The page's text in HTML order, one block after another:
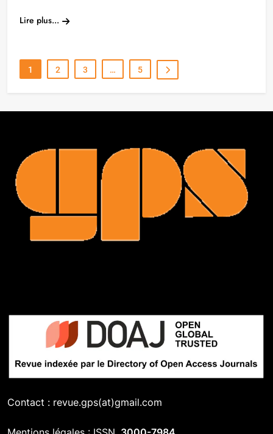
Lire plus...
1 2 3 … 5
Contact : revue.gps(at)gmail.com